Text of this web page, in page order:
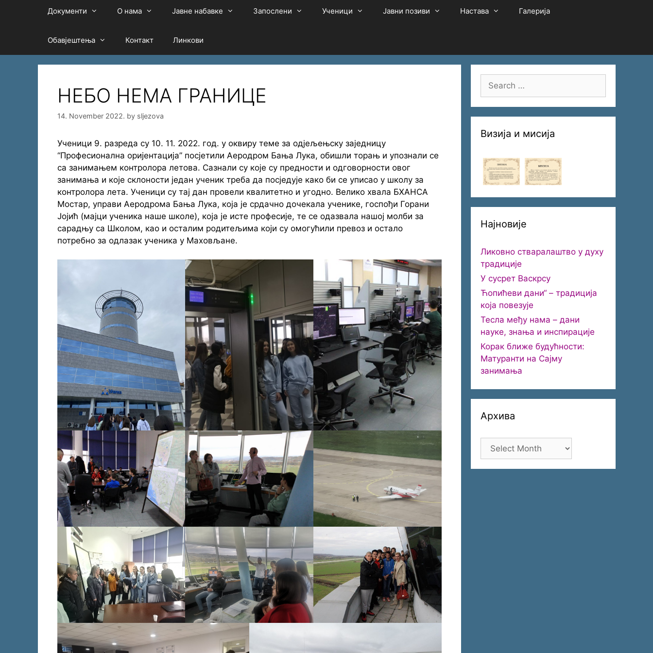
Документи О нама Јавне набавке Запослени Ученици Јавни позиви Настава Галерија
Обавјештења Контакт Линкови
НЕБО НЕМА ГРАНИЦЕ
14. November 2022. by sljezova
Ученици 9. разреда су 10. 11. 2022. год. у оквиру теме за одјељењску заједницу
“Професионална оријентација” посјетили Аеродром Бања Лука, обишли торањ и упознали се
са занимањем контролора летова. Сазнали су које су предности и одговорности овог
занимања и које склоности један ученик треба да посједује како би се уписао у школу за
контролора лета. Ученици су тај дан провели квалитетно и угодно. Велико хвала БХАНСА
Мостар, управи Аеродрома Бања Лука, која је срдачно дочекала ученике, госпођи Горани
Јојић (мајци ученика наше школе), која је исте професије, те се одазвала нашој молби за
сарадњу са Школом, као и осталим родитељима који су омогућили превоз и остало
потребно за одлазак ученика у Маховљане.
Search
for:
Визија и мисија
Најновије
Ликовно стваралаштво у духу
традиције
У сусрет Васкрсу
Ћопићеви дани“ – традиција
која повезује
Тесла међу нама – дани
науке, знања и инспирације
Корак ближе будућности:
Матуранти на Сајму
занимања
Архива
Архива